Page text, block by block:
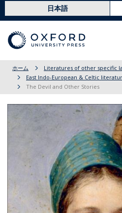
日本語
ホーム
Literatures of other specific
East Indo-European & Celtic
The Devil and Other Stories